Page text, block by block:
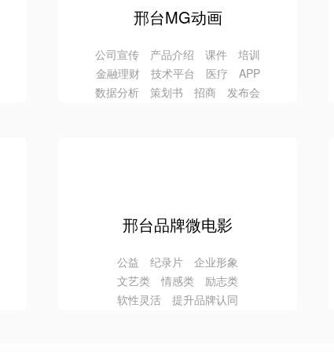
邢台MG动画
公司宣传 产品介绍 课件 培训
金融理财 技术平台 医疗 APP
数据分析 策划书 招商 发布会
邢台品牌微电影
公益 纪录片 企业形象
文艺类 情感类 励志类
软性灵活 提升品牌认同